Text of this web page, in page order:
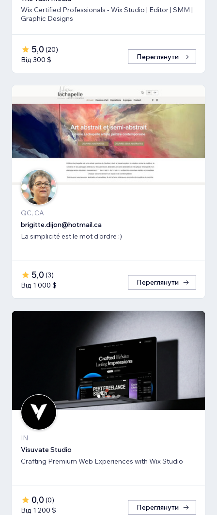
Wix Certified Professionals - Wix Studio | Editor | SMM |
Graphic Designs
5,0 (20)
Від 300 $
Переглянути
QC, CA
brigitte.dijon@hotmail.ca
La simplicité est le mot d'ordre :)
5,0 (3)
Від 1 000 $
Переглянути
IN
Visuvate Studio
Crafting Premium Web Experiences with Wix Studio
0,0 (0)
Від 1 200 $
Переглянути